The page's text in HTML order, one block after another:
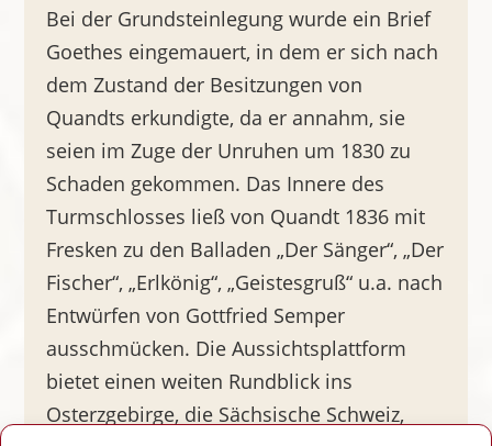
Bei der Grundsteinlegung wurde ein Brief
Goethes eingemauert, in dem er sich nach
dem Zustand der Besitzungen von
Quandts erkundigte, da er annahm, sie
seien im Zuge der Unruhen um 1830 zu
Schaden gekommen. Das Innere des
Turmschlosses ließ von Quandt 1836 mit
Fresken zu den Balladen „Der Sänger“, „Der
Fischer“, „Erlkönig“, „Geistesgruß“ u.a. nach
Entwürfen von Gottfried Semper
ausschmücken. Die Aussichtsplattform
bietet einen weiten Rundblick ins
Osterzgebirge, die Sächsische Schweiz,